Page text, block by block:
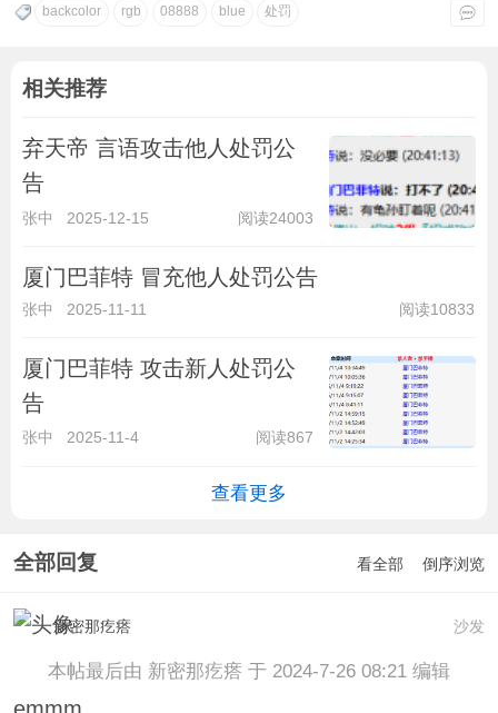
backcolor rgb 08888 blue 处罚
相关推荐
弃天帝 言语攻击他人处罚公
告
张中 2025-12-15 阅读24003
厦门巴菲特 冒充他人处罚公告
张中 2025-11-11 阅读10833
厦门巴菲特 攻击新人处罚公
告
张中 2025-11-4 阅读867
查看更多
全部回复 看全部 倒序浏览
沙发
新密那疙瘩
本帖最后由 新密那疙瘩 于 2024-7-26 08:21 编辑